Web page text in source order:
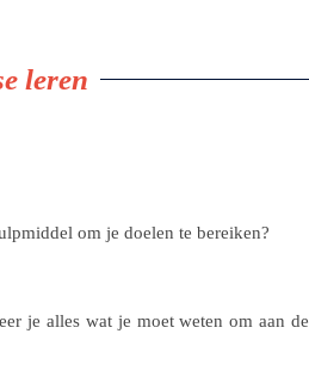
leren
om je doelen te bereiken?
je alles wat je moet weten om aan de